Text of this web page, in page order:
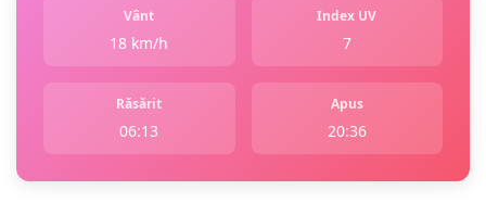
Vânt
18 km/h
Index UV
7
Răsărit
06:13
Apus
20:36